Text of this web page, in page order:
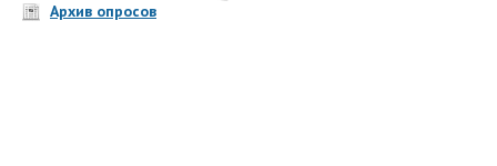
Архив опросов